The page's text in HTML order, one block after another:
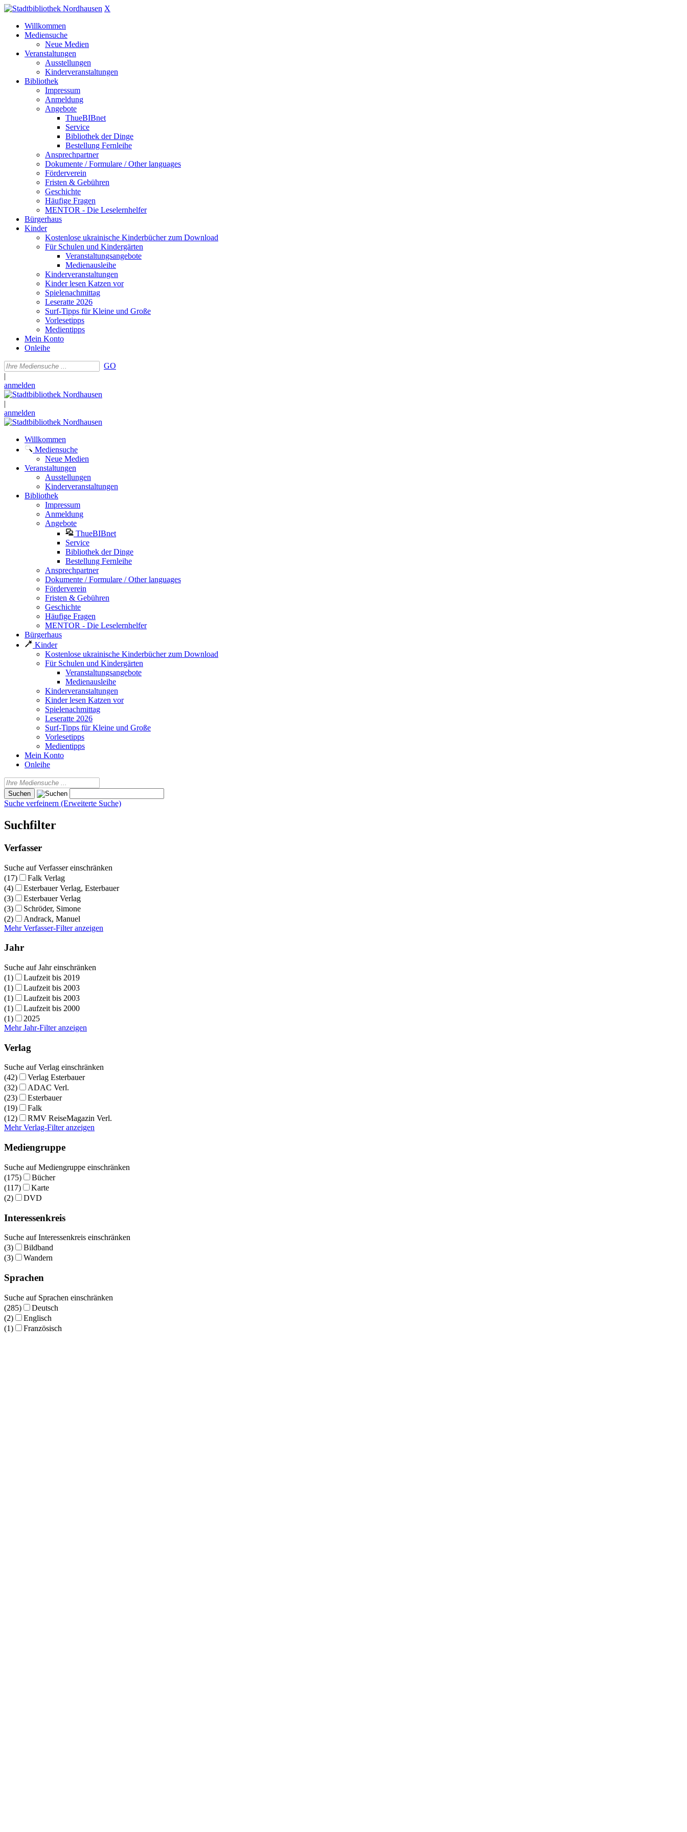
X
Willkommen
Mediensuche
Neue Medien
Veranstaltungen
Ausstellungen
Kinderveranstaltungen
Bibliothek
Impressum
Anmeldung
Angebote
ThueBIBnet
Service
Bibliothek der Dinge
Bestellung Fernleihe
Ansprechpartner
Dokumente / Formulare / Other languages
Förderverein
Fristen & Gebühren
Geschichte
Häufige Fragen
MENTOR - Die Leselernhelfer
Bürgerhaus
Kinder
Kostenlose ukrainische Kinderbücher zum Download
Für Schulen und Kindergärten
Veranstaltungsangebote
Medienausleihe
Kinderveranstaltungen
Kinder lesen Katzen vor
Spielenachmittag
Leseratte 2026
Surf-Tipps für Kleine und Große
Vorlesetipps
Medientipps
Mein Konto
Onleihe
GO
|
anmelden
|
anmelden
Willkommen
Mediensuche
Neue Medien
Veranstaltungen
Ausstellungen
Kinderveranstaltungen
Bibliothek
Impressum
Anmeldung
Angebote
ThueBIBnet
Service
Bibliothek der Dinge
Bestellung Fernleihe
Ansprechpartner
Dokumente / Formulare / Other languages
Förderverein
Fristen & Gebühren
Geschichte
Häufige Fragen
MENTOR - Die Leselernhelfer
Bürgerhaus
Kinder
Kostenlose ukrainische Kinderbücher zum Download
Für Schulen und Kindergärten
Veranstaltungsangebote
Medienausleihe
Kinderveranstaltungen
Kinder lesen Katzen vor
Spielenachmittag
Leseratte 2026
Surf-Tipps für Kleine und Große
Vorlesetipps
Medientipps
Mein Konto
Onleihe
Suche verfeinern (Erweiterte Suche)
Suchfilter
Verfasser
Suche auf Verfasser einschränken
(17)
Falk Verlag
(4)
Esterbauer Verlag, Esterbauer
(3)
Esterbauer Verlag
(3)
Schröder, Simone
(2)
Andrack, Manuel
Mehr Verfasser-Filter anzeigen
Jahr
Suche auf Jahr einschränken
(1)
Laufzeit bis 2019
(1)
Laufzeit bis 2003
(1)
Laufzeit bis 2003
(1)
Laufzeit bis 2000
(1)
2025
Mehr Jahr-Filter anzeigen
Verlag
Suche auf Verlag einschränken
(42)
Verlag Esterbauer
(32)
ADAC Verl.
(23)
Esterbauer
(19)
Falk
(12)
RMV ReiseMagazin Verl.
Mehr Verlag-Filter anzeigen
Mediengruppe
Suche auf Mediengruppe einschränken
(175)
Bücher
(117)
Karte
(2)
DVD
Interessenkreis
Suche auf Interessenkreis einschränken
(3)
Bildband
(3)
Wandern
Sprachen
Suche auf Sprachen einschränken
(285)
Deutsch
(2)
Englisch
(1)
Französisch